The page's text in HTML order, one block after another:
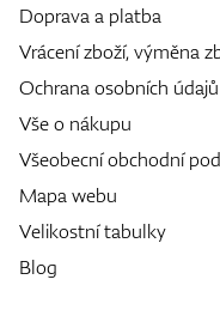
Doprava a platba
Vrácení zboží, výměna
Ochrana osobních údajů
Vše o nákupu
Všeobecní obchodní
Mapa webu
Velikostní tabulky
Blog